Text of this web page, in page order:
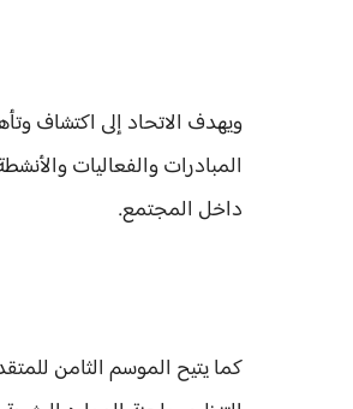
ويهدف الاتحاد إلى اكتشاف
المبادرات والفعاليات
داخل المجتمع.
كما يتيح الموسم الثامن